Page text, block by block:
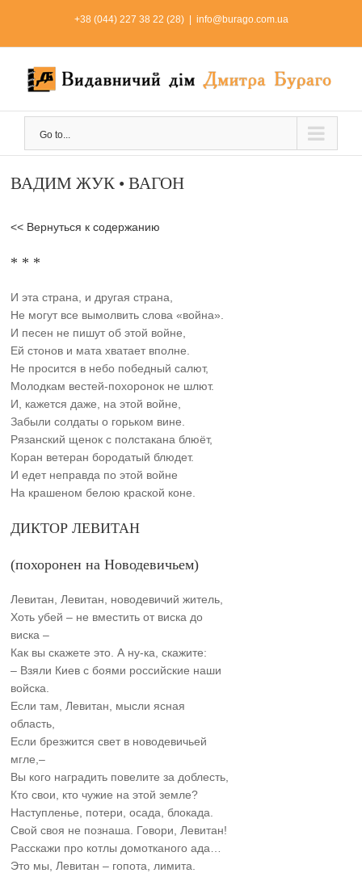
+38 (044) 227 38 22 (28) info@burago.com.ua
Go to...
ВАДИМ ЖУК • ВАГОН
<< Вернуться к содержанию
* * *
И эта страна, и другая страна,
Не могут все вымолвить слова «война».
И песен не пишут об этой войне,
Ей стонов и мата хватает вполне.
Не просится в небо победный салют,
Молодкам вестей-похоронок не шлют.
И, кажется даже, на этой войне,
Забыли солдаты о горьком вине.
Рязанский щенок с полстакана блюёт,
Коран ветеран бородатый блюдет.
И едет неправда по этой войне
На крашеном белою краской коне.
ДИКТОР ЛЕВИТАН
(похоронен на Новодевичьем)
Левитан, Левитан, новодевичий житель,
Хоть убей – не вместить от виска до
виска –
Как вы скажете это. А ну-ка, скажите:
– Взяли Киев с боями российские наши
войска.
Если там, Левитан, мысли ясная
область,
Если брезжится свет в новодевичьей
мгле,–
Вы кого наградить повелите за доблесть,
Кто свои, кто чужие на этой земле?
Наступленье, потери, осада, блокада.
Свой своя не познаша. Говори, Левитан!
Расскажи про котлы домотканого ада…
Это мы, Левитан – гопота, лимита.